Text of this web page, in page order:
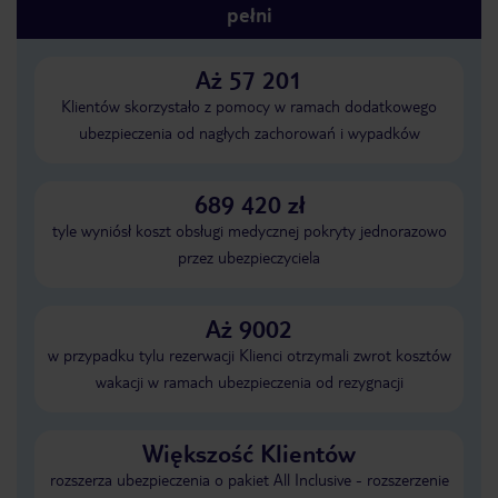
pełni
Aż 57 201
Klientów skorzystało z pomocy w ramach dodatkowego
ubezpieczenia od nagłych zachorowań i wypadków
689 420 zł
tyle wyniósł koszt obsługi medycznej pokryty jednorazowo
przez ubezpieczyciela
Aż 9002
w przypadku tylu rezerwacji Klienci otrzymali zwrot kosztów
wakacji w ramach ubezpieczenia od rezygnacji
Większość Klientów
rozszerza ubezpieczenia o pakiet All Inclusive - rozszerzenie